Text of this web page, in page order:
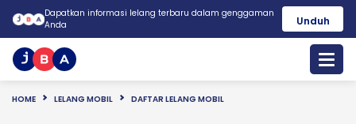
Dapatkan informasi lelang terbaru dalam genggaman
Anda
Unduh
HOME LELANG MOBIL DAFTAR LELANG MOBIL